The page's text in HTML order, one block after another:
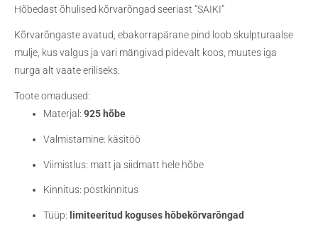
Hõbedast õhulised kõrvarõngad seeriast “SAIKI”
Kõrvarõngaste avatud, ebakorrapärane pind loob skulpturaalse
mulje, kus valgus ja vari mängivad pidevalt koos, muutes iga
nurga alt vaate eriliseks.
Toote omadused:
Materjal:925 hõbe
Valmistamine: käsitöö
Viimistlus: matt ja siidmatt hele hõbe
Kinnitus: postkinnitus
Tüüp: limiteeritud koguses hõbekõrvarõngad